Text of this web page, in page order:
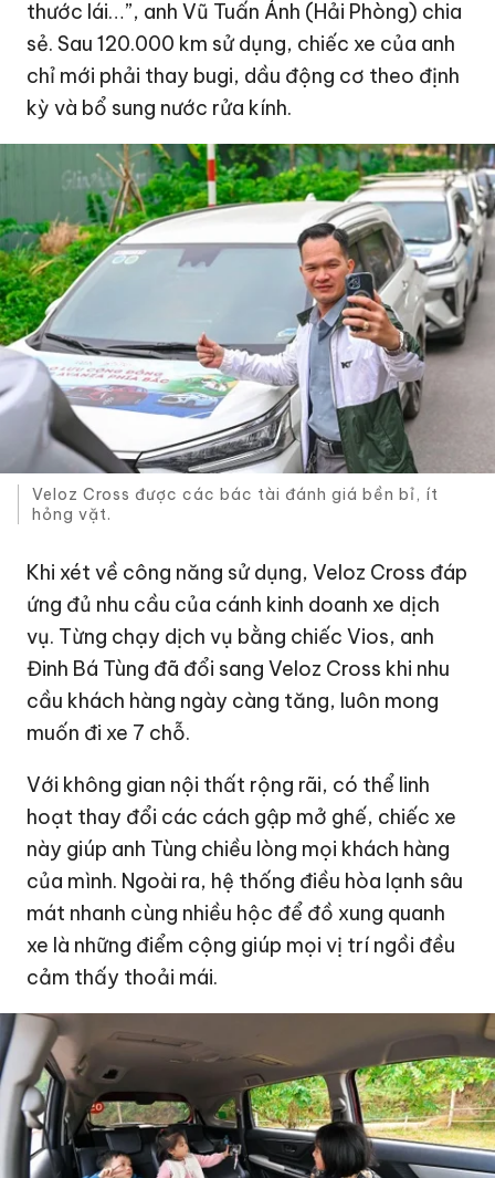
thước lái…”, anh Vũ Tuấn Ánh (Hải Phòng) chia
sẻ. Sau 120.000 km sử dụng, chiếc xe của anh
chỉ mới phải thay bugi, dầu động cơ theo định
kỳ và bổ sung nước rửa kính.
Veloz Cross được các bác tài đánh giá bền bỉ, ít
hỏng vặt.
Khi xét về công năng sử dụng, Veloz Cross đáp
ứng đủ nhu cầu của cánh kinh doanh xe dịch
vụ. Từng chạy dịch vụ bằng chiếc Vios, anh
Đinh Bá Tùng đã đổi sang Veloz Cross khi nhu
cầu khách hàng ngày càng tăng, luôn mong
muốn đi xe 7 chỗ.
Với không gian nội thất rộng rãi, có thể linh
hoạt thay đổi các cách gập mở ghế, chiếc xe
này giúp anh Tùng chiều lòng mọi khách hàng
của mình. Ngoài ra, hệ thống điều hòa lạnh sâu
mát nhanh cùng nhiều hộc để đồ xung quanh
xe là những điểm cộng giúp mọi vị trí ngồi đều
cảm thấy thoải mái.